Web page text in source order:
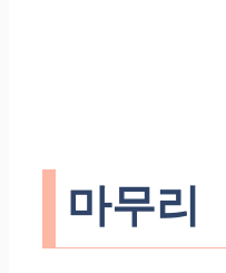
마무리